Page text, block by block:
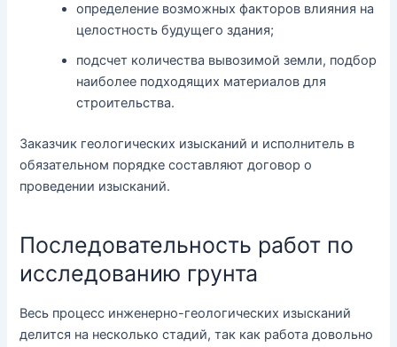
определение возможных факторов влияния на
целостность будущего здания;
подсчет количества вывозимой земли, подбор
наиболее подходящих материалов для
строительства.
Заказчик геологических изысканий и исполнитель в
обязательном порядке составляют договор о
проведении изысканий.
Последовательность работ по
исследованию грунта
Весь процесс инженерно-геологических изысканий
делится на несколько стадий, так как работа довольно